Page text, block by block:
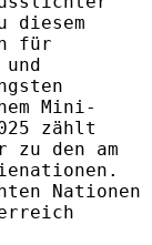
diesem
für
Mini-
zählt
zu den am
Nationen